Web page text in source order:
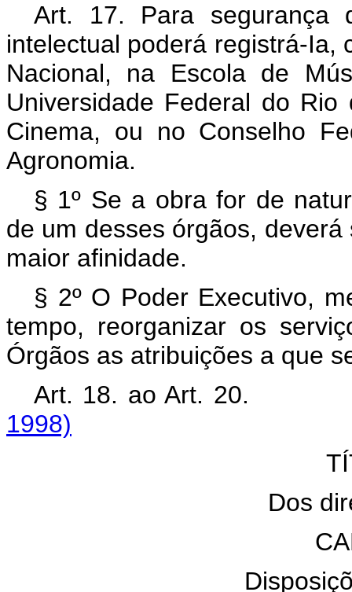
Art. 17. Para
intelectual poderá registrá-Ia,
Nacional, na Escola de
Universidade Federal do
Cinema, ou no Conselho
Agronomia.
§ 1º Se a obra for de
de um desses órgãos,
maior afinidade.
§ 2º O Poder Executivo,
tempo, reorganizar os
Órgãos as atribuições a que
Art. 18. ao Art.
1998)
Dos